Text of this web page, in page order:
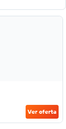
Ver oferta